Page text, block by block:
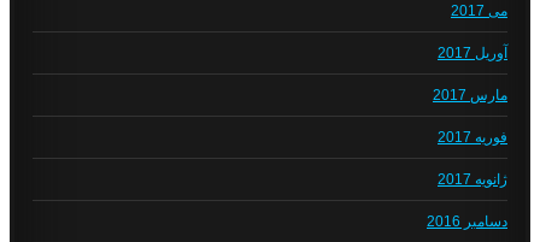
می 2017
آوریل 2017
مارس 2017
فوریه 2017
ژانویه 2017
دسامبر 2016